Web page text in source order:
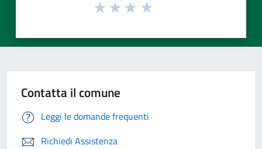
Contatta il comune
Leggi le domande frequenti
Richiedi Assistenza